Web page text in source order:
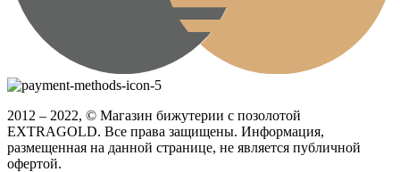
2012 – 2022, © Магазин бижутерии с позолотой
EXTRAGOLD. Все права защищены. Информация,
размещенная на данной странице, не является публичной
офертой.